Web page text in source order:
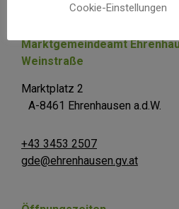
Marktgemeindeamt
Weinstraße
Marktplatz 2
A-8461 Ehrenhausen a.d.W.
+43 3453 2507
gde@ehrenhausen.gv.at
Cookie-Einstellungen